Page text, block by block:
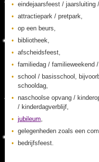
eindejaarsfeest / jaarsluiting
attractiepark / pretpark,
op een beurs,
bibliotheek,
afscheidsfeest,
familiedag / familieweekend
school / basisschool,
schooldag,
naschoolse opvang /
/ kinderdagverblijf,
jubileum,
gelegenheden zoals een
bedrijfsfeest.